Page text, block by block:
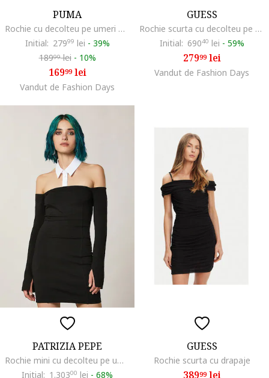
PUMA
Rochie cu decolteu pe umeri T7, Negru/Alb murdar
Initial: 27999 lei - 39%
18999lei - 10%
16999lei
Vandut de Fashion Days
GUESS
Rochie scurta cu decolteu pe un umar, Negru
Initial: 69040 lei - 59%
27999lei
Vandut de Fashion Days
PATRIZIA PEPE
Rochie mini cu decolteu pe umeri si cu guler detasabil, Negru
Initial: 1.30300 lei - 68%
GUESS
Rochie scurta cu drapaje
38999lei